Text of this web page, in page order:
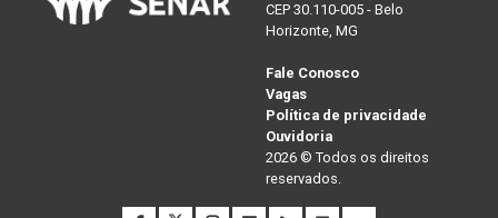
CEP 30.110-005 - Belo
Horizonte, MG
Fale Conosco
Vagas
Política de privacidade
Ouvidoria
2026 © Todos os direitos
reservados.